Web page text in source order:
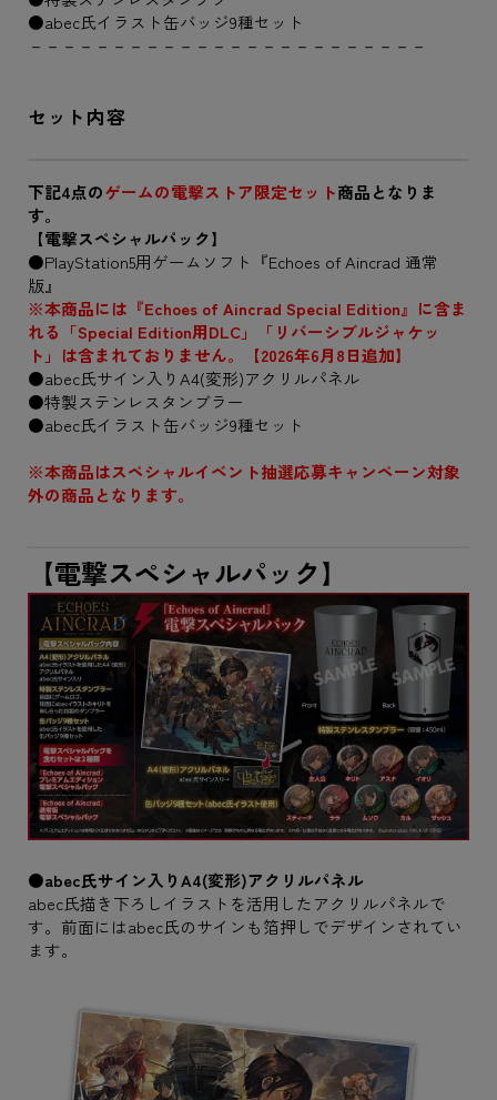
●abec氏イラスト缶バッジ9種セット
－－－－－－－－－－－－－－－－－－－－－－－－
セット内容
下記4点のゲームの電撃ストア限定セット商品となりま
す。
【電撃スペシャルパック】
●PlayStation5用ゲームソフト『Echoes of Aincrad 通常
版』
※本商品には『Echoes of Aincrad Special Edition』に含ま
れる「Special Edition用DLC」「リバーシブルジャケッ
ト」は含まれておりません。【2026年6月8日追加】
●abec氏サイン入りA4(変形)アクリルパネル
●特製ステンレスタンブラー
●abec氏イラスト缶バッジ9種セット
※本商品はスペシャルイベント抽選応募キャンペーン対象
外の商品となります。
【電撃スペシャルパック】
●abec氏サイン入りA4(変形)アクリルパネル
abec氏描き下ろしイラストを活用したアクリルパネルで
す。前面にはabec氏のサインも箔押しでデザインされてい
ます。